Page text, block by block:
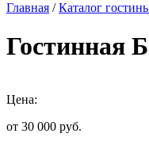
Главная /Каталог
Гостинная
Цена:
от 30 000 руб.